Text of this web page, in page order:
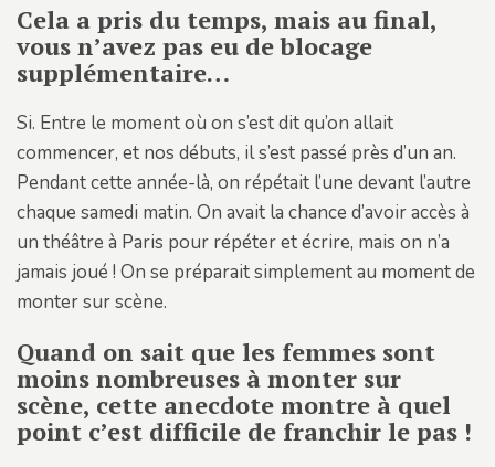
Cela a pris du temps, mais au final,
vous n’avez pas eu de blocage
supplémentaire…
Si. Entre le moment où on s’est dit qu’on allait
commencer, et nos débuts, il s’est passé près d’un an.
Pendant cette année-là, on répétait l’une devant l’autre
chaque samedi matin. On avait la chance d’avoir accès à
un théâtre à Paris pour répéter et écrire, mais on n’a
jamais joué ! On se préparait simplement au moment de
monter sur scène.
Quand on sait que les femmes sont
moins nombreuses à monter sur
scène, cette anecdote montre à quel
point c’est difficile de franchir le pas !